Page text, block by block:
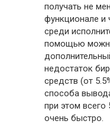
получать не
функционале и
среди
помощью
недостаток
средств (от
способа
при этом всего
очень быстро.